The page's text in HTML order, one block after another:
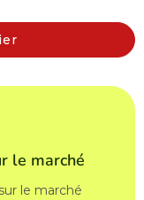
le marché
le marché